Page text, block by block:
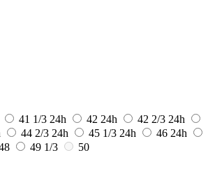
41 1/3 24h 42 24h 42 2/3 24h
44 2/3 24h 45 1/3 24h 46 24h
49 1/3
50